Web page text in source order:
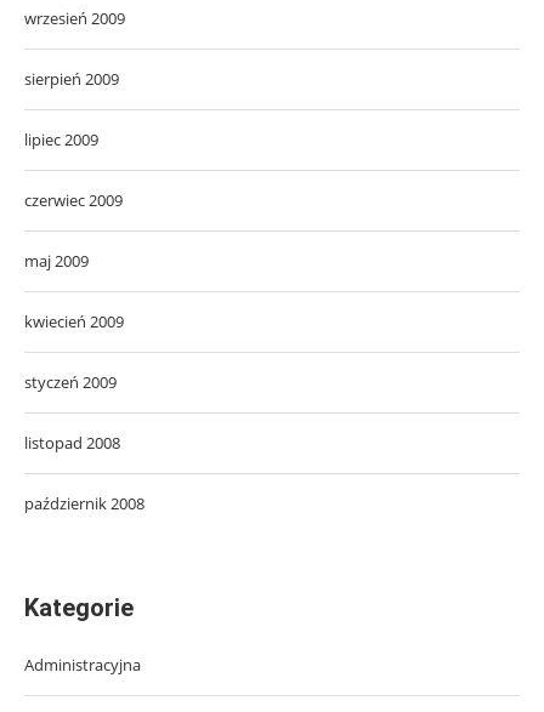
wrzesień 2009
sierpień 2009
lipiec 2009
czerwiec 2009
maj 2009
kwiecień 2009
styczeń 2009
listopad 2008
październik 2008
Kategorie
Administracyjna